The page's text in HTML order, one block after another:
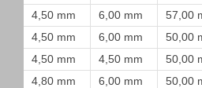
4,50 mm
6,00 mm 57,00
4,50 mm
6,00 mm 50,00
4,50 mm
4,50 mm 50,00
4,80 mm
6,00 mm 50,00